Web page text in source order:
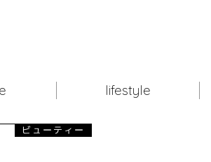
lifestyle
ビューティー